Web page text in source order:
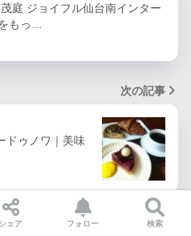
茂庭 ジョイフル仙台南インター
もっ…
次の記事
ドゥノワ｜美味
シェア フォロー 検索